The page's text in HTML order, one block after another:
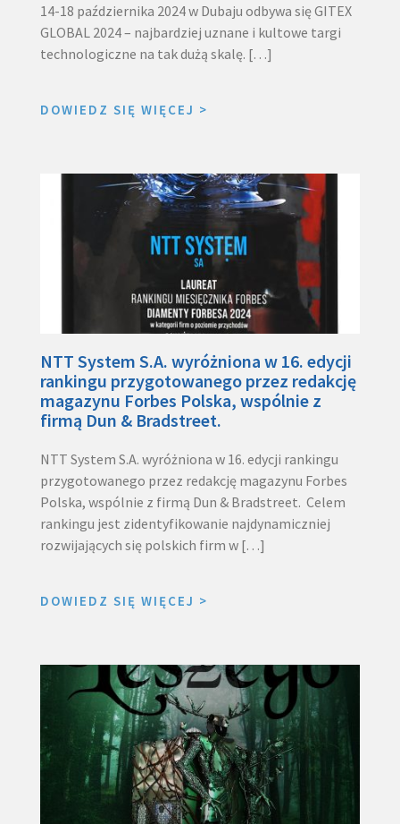
14-18 października 2024 w Dubaju odbywa się GITEX
GLOBAL 2024 – najbardziej uznane i kultowe targi
technologiczne na tak dużą skalę. […]
DOWIEDZ SIĘ WIĘCEJ >
NTT System S.A. wyróżniona w 16. edycji
rankingu przygotowanego przez redakcję
magazynu Forbes Polska, wspólnie z
firmą Dun & Bradstreet.
NTT System S.A. wyróżniona w 16. edycji rankingu
przygotowanego przez redakcję magazynu Forbes
Polska, wspólnie z firmą Dun & Bradstreet. ​ Celem
rankingu jest zidentyfikowanie najdynamiczniej
rozwijających się polskich firm w […]
DOWIEDZ SIĘ WIĘCEJ >